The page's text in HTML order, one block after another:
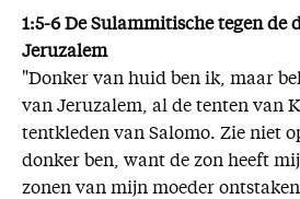
1:5-6 De Sulammitische tegen de
Jeruzalem
"Donker van huid ben ik, maar
van Jeruzalem, al de tenten van
tentkleden van Salomo. Zie niet
donker ben, want de zon heeft mij
zonen van mijn moeder